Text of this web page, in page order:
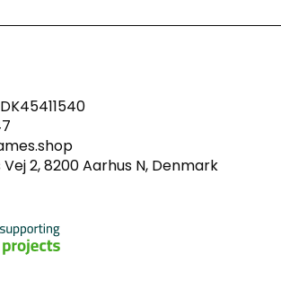
Vej 2, 8200 Aarhus N, Denmark